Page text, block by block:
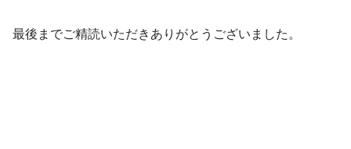
最後までご精読いただきありがとうございました。